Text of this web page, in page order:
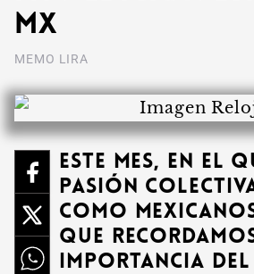
MX
MEMO LIRA
Este mes, en el
pasión
como
que
importancia